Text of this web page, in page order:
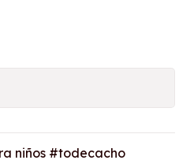
niños #todecacho